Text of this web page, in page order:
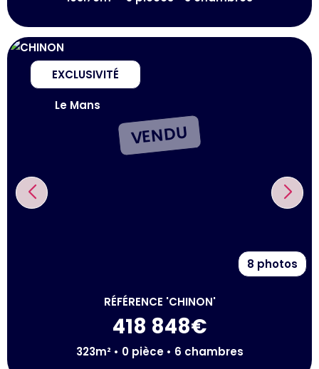
VENDU
EXCLUSIVITÉ
Le Mans
8 photos
RÉFÉRENCE 'CHINON'
418 848€
323m² • 0 pièce • 6 chambres